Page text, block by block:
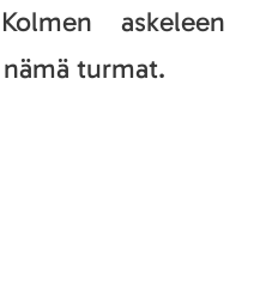
askeleen
turmat.